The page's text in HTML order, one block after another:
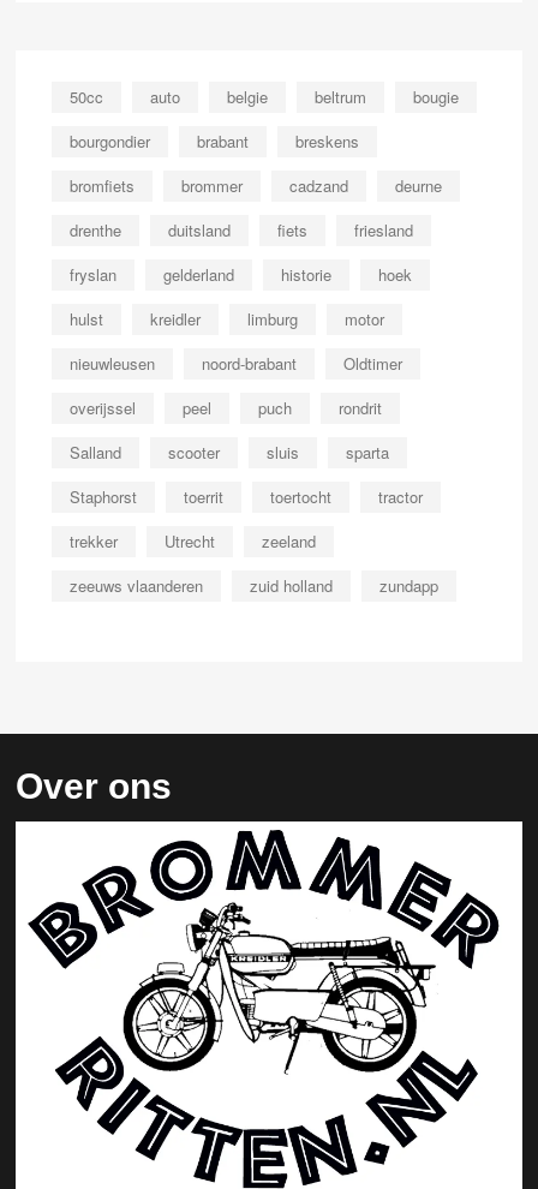
50cc auto belgie beltrum
bougie
bourgondier
brabant
breskens
bromfiets
brommer cadzand
deurne
drenthe
duitsland fiets
friesland
fryslan
gelderland historie
hoek
hulst
kreidler limburg
motor
nieuwleusen
noord-brabant
Oldtimer
overijssel
peel puch
rondrit
Salland
scooter sluis
sparta
Staphorst
toerrit toertocht
tractor
trekker
Utrecht
zeeland
zeeuws vlaanderen
zuid holland zundapp
Over ons